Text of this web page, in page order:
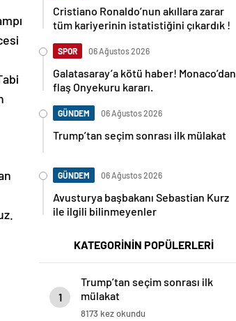
Cristiano Ronaldo’nun akıllara zarar
tüm kariyerinin istatistiğini çıkardık !
SPOR 06 Ağustos 2026
Galatasaray’a kötü haber! Monaco’dan
flaş Onyekuru kararı.
GÜNDEM 06 Ağustos 2026
Trump’tan seçim sonrası ilk mülakat
GÜNDEM 06 Ağustos 2026
Avusturya başbakanı Sebastian Kurz
ile ilgili bilinmeyenler
KATEGORİNİN POPÜLERLERİ
1
Trump’tan seçim sonrası ilk
mülakat
8173 kez okundu